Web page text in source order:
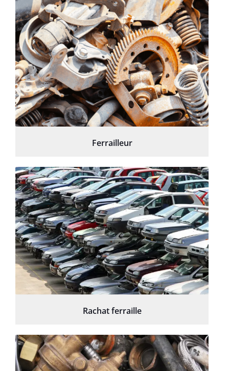
Ferrailleur
Rachat ferraille